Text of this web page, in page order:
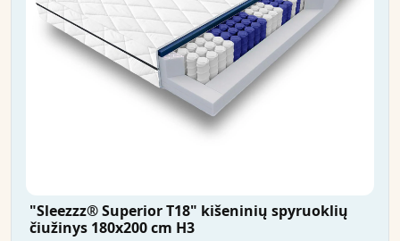
"Sleezzz® Superior T18" kišeninių spyruoklių
čiužinys 180x200 cm H3